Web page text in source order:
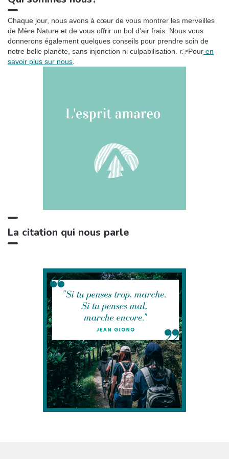
5
Oasis de sommeil
3:27
6 La tempête tropicale à l'horizon
Somnolent Jean
1:42
Chaque jour, nous avons à cœur de vous montrer les merveilles
de Mère Nature et de vous offrir un bol d'air frais. Nous vous
donnerons également quelques conseils pour prendre soin de
notre belle planète, sans injonction ni culpabilisation. 👉Pour en
savoir plus sur nous
La citation qui nous parle